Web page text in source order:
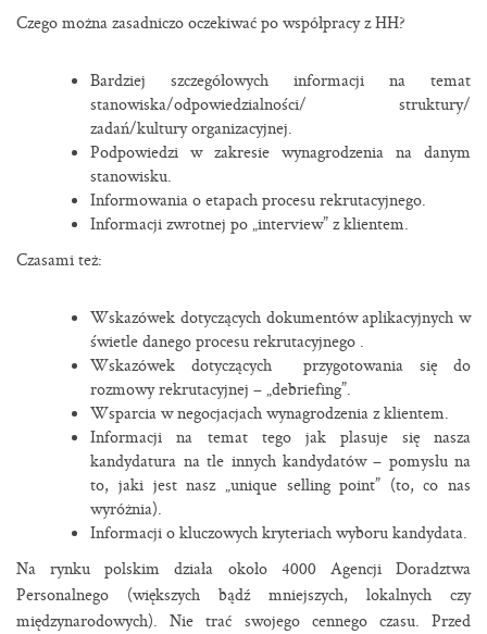
Czego można zasadniczo oczekiwać po współpracy z HH?
Bardziej szczegółowych informacji na temat
stanowiska/odpowiedzialności/ struktury/
zadań/kultury organizacyjnej.
Podpowiedzi w zakresie wynagrodzenia na danym
stanowisku.
Informowania o etapach procesu rekrutacyjnego.
Informacji zwrotnej po „interview” z klientem.
Czasami też:
Wskazówek dotyczących dokumentów aplikacyjnych w
świetle danego procesu rekrutacyjnego .
Wskazówek dotyczących przygotowania się do
rozmowy rekrutacyjnej – „debriefing”.
Wsparcia w negocjacjach wynagrodzenia z klientem.
Informacji na temat tego jak plasuje się nasza
kandydatura na tle innych kandydatów – pomysłu na
to, jaki jest nasz „unique selling point” (to, co nas
wyróżnia).
Informacji o kluczowych kryteriach wyboru kandydata.
Na rynku polskim działa około 4000 Agencji Doradztwa
Personalnego (większych bądź mniejszych, lokalnych czy
międzynarodowych). Nie trać swojego cennego czasu. Przed